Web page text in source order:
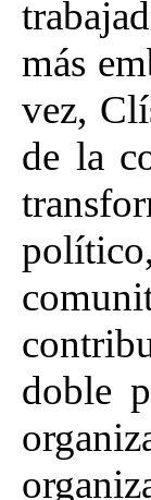
más
vez,
de la
doble